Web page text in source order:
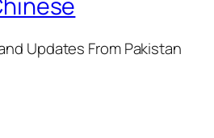
Updates From Pakistan